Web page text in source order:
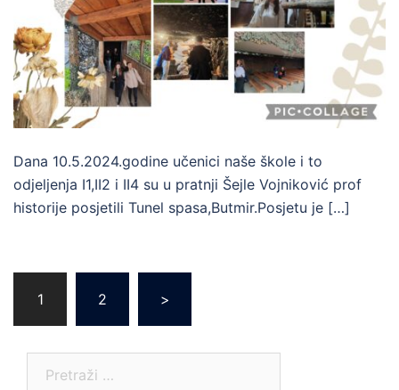
Dana 10.5.2024.godine učenici naše škole i to
odjeljenja I1,II2 i II4 su u pratnji Šejle Vojniković prof
historije posjetili Tunel spasa,Butmir.Posjetu je […]
pagination
1 2 >